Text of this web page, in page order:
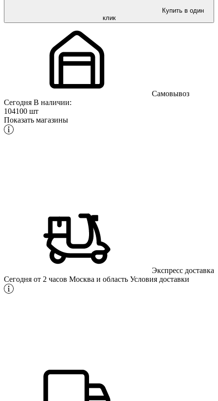
Купить в один
клик
Самовывоз
Сегодня В наличии:
104100 шт
Показать магазины
Экспресс доставка
Сегодня от 2 часов Москва и область Условия доставки